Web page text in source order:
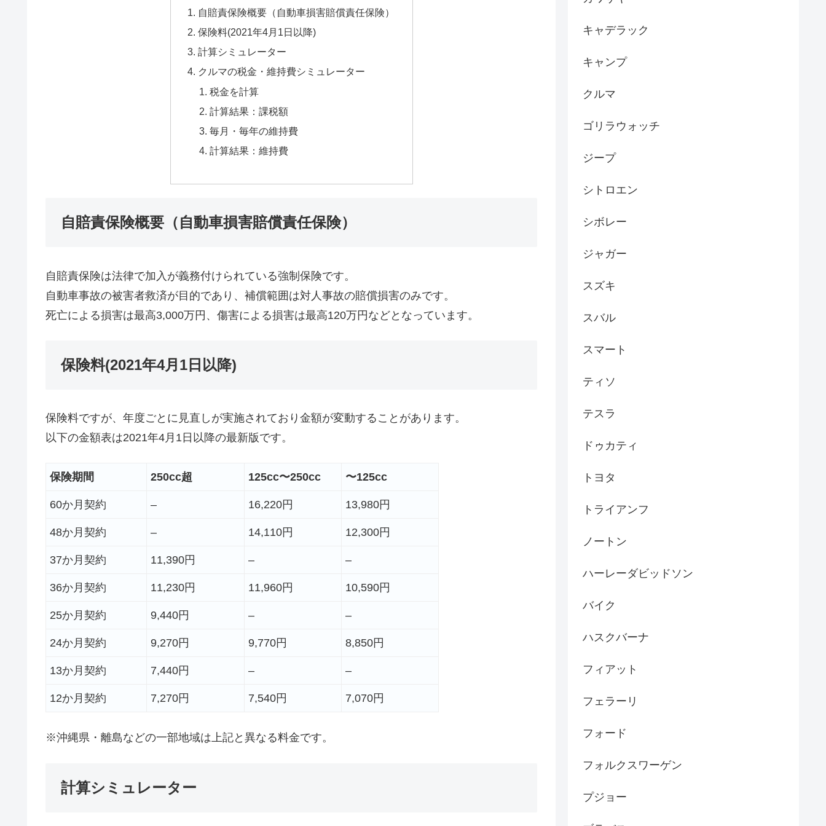
自賠責保険概要（自動車損害賠償責任保険）
保険料(2021年4月1日以降)
計算シミュレーター
クルマの税金・維持費シミュレーター
税金を計算
計算結果：課税額
毎月・毎年の維持費
計算結果：維持費
自賠責保険概要（自動車損害賠償責任保険）
自賠責保険は法律で加入が義務付けられている強制保険です。
自動車事故の被害者救済が目的であり、補償範囲は対人事故の賠償損害のみです。
死亡による損害は最高3,000万円、傷害による損害は最高120万円などとなっています。
保険料(2021年4月1日以降)
保険料ですが、年度ごとに見直しが実施されており金額が変動することがあります。
以下の金額表は2021年4月1日以降の最新版です。
保険期間 250cc超 125cc〜250cc 〜125cc
60か月契約 – 16,220円 13,980円
48か月契約 – 14,110円 12,300円
37か月契約 11,390円 – –
36か月契約 11,230円 11,960円 10,590円
25か月契約 9,440円 – –
24か月契約 9,270円 9,770円 8,850円
13か月契約 7,440円 – –
12か月契約 7,270円 7,540円 7,070円
※沖縄県・離島などの一部地域は上記と異なる料金です。
計算シミュレーター
キャデラック
キャンプ
クルマ
ゴリラウォッチ
ジープ
シトロエン
シボレー
ジャガー
スズキ
スバル
スマート
ティソ
テスラ
ドゥカティ
トヨタ
トライアンフ
ノートン
ハーレーダビッドソン
バイク
ハスクバーナ
フィアット
フェラーリ
フォード
フォルクスワーゲン
プジョー